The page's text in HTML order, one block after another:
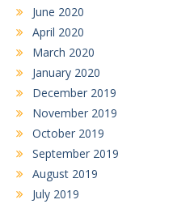
June 2020
April 2020
March 2020
January 2020
December 2019
November 2019
October 2019
September 2019
August 2019
July 2019